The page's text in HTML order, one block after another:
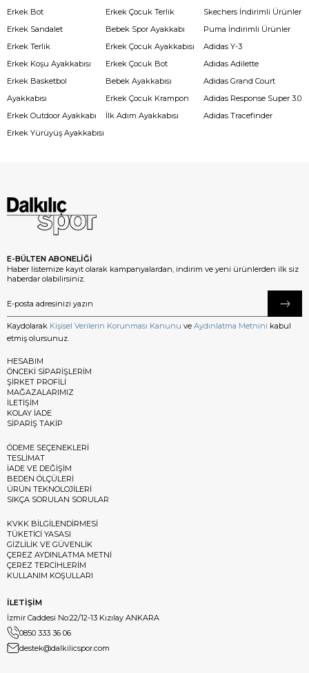
Erkek Bot
Erkek Sandalet
Erkek Terlik
Erkek Koşu Ayakkabısı
Erkek Basketbol
Ayakkabısı
Erkek Outdoor Ayakkabı
Erkek Yürüyüş Ayakkabısı
Erkek Çocuk Terlik
Bebek Spor Ayakkabı
Erkek Çocuk Ayakkabısı
Erkek Çocuk Bot
Bebek Ayakkabısı
Erkek Çocuk Krampon
İlk Adım Ayakkabısı
Skechers İndirimli Ürünler
Puma İndirimli Ürünler
Adidas Y-3
Adidas Adilette
Adidas Grand Court
Adidas Response Super 3.0
Adidas Tracefinder
E-BÜLTEN ABONELİĞİ
Haber listemize kayıt olarak kampanyalardan, indirim ve yeni ürünlerden ilk siz
haberdar olabilirsiniz.
Kaydolarak Kişisel Verilerin Korunması Kanunu ve Aydınlatma Metnini kabul
etmiş olursunuz.
HESABIM
ÖNCEKİ SİPARİŞLERİM
ŞİRKET PROFİLİ
MAĞAZALARIMIZ
İLETİŞİM
KOLAY İADE
SİPARİŞ TAKİP
ÖDEME SEÇENEKLERİ
TESLİMAT
İADE VE DEĞİŞİM
BEDEN ÖLÇÜLERİ
ÜRÜN TEKNOLOJİLERİ
SIKÇA SORULAN SORULAR
KVKK BİLGİLENDİRMESİ
TÜKETİCİ YASASI
GİZLİLİK VE GÜVENLİK
ÇEREZ AYDINLATMA METNİ
ÇEREZ TERCİHLERİM
KULLANIM KOŞULLARI
İLETİŞİM
İzmir Caddesi No:22/12-13 Kızılay ANKARA
0850 333 36 06
destek@dalkilicspor.com